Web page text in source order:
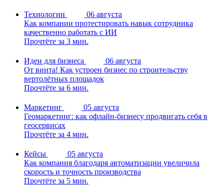
Технологии
06 августа
Как компании протестировать навык сотрудника
качественно работать с ИИ
Прочтёте за 3 мин.
Идеи для бизнеса
06 августа
От винта! Как устроен бизнес по строительству
вертолётных площадок
Прочтёте за 6 мин.
Маркетинг
05 августа
Геомаркетинг: как офлайн-бизнесу продвигать себя в
геосервисах
Прочтёте за 4 мин.
Кейсы
05 августа
Как компания благодаря автоматизации увеличила
скорость и точность производства
Прочтёте за 5 мин.